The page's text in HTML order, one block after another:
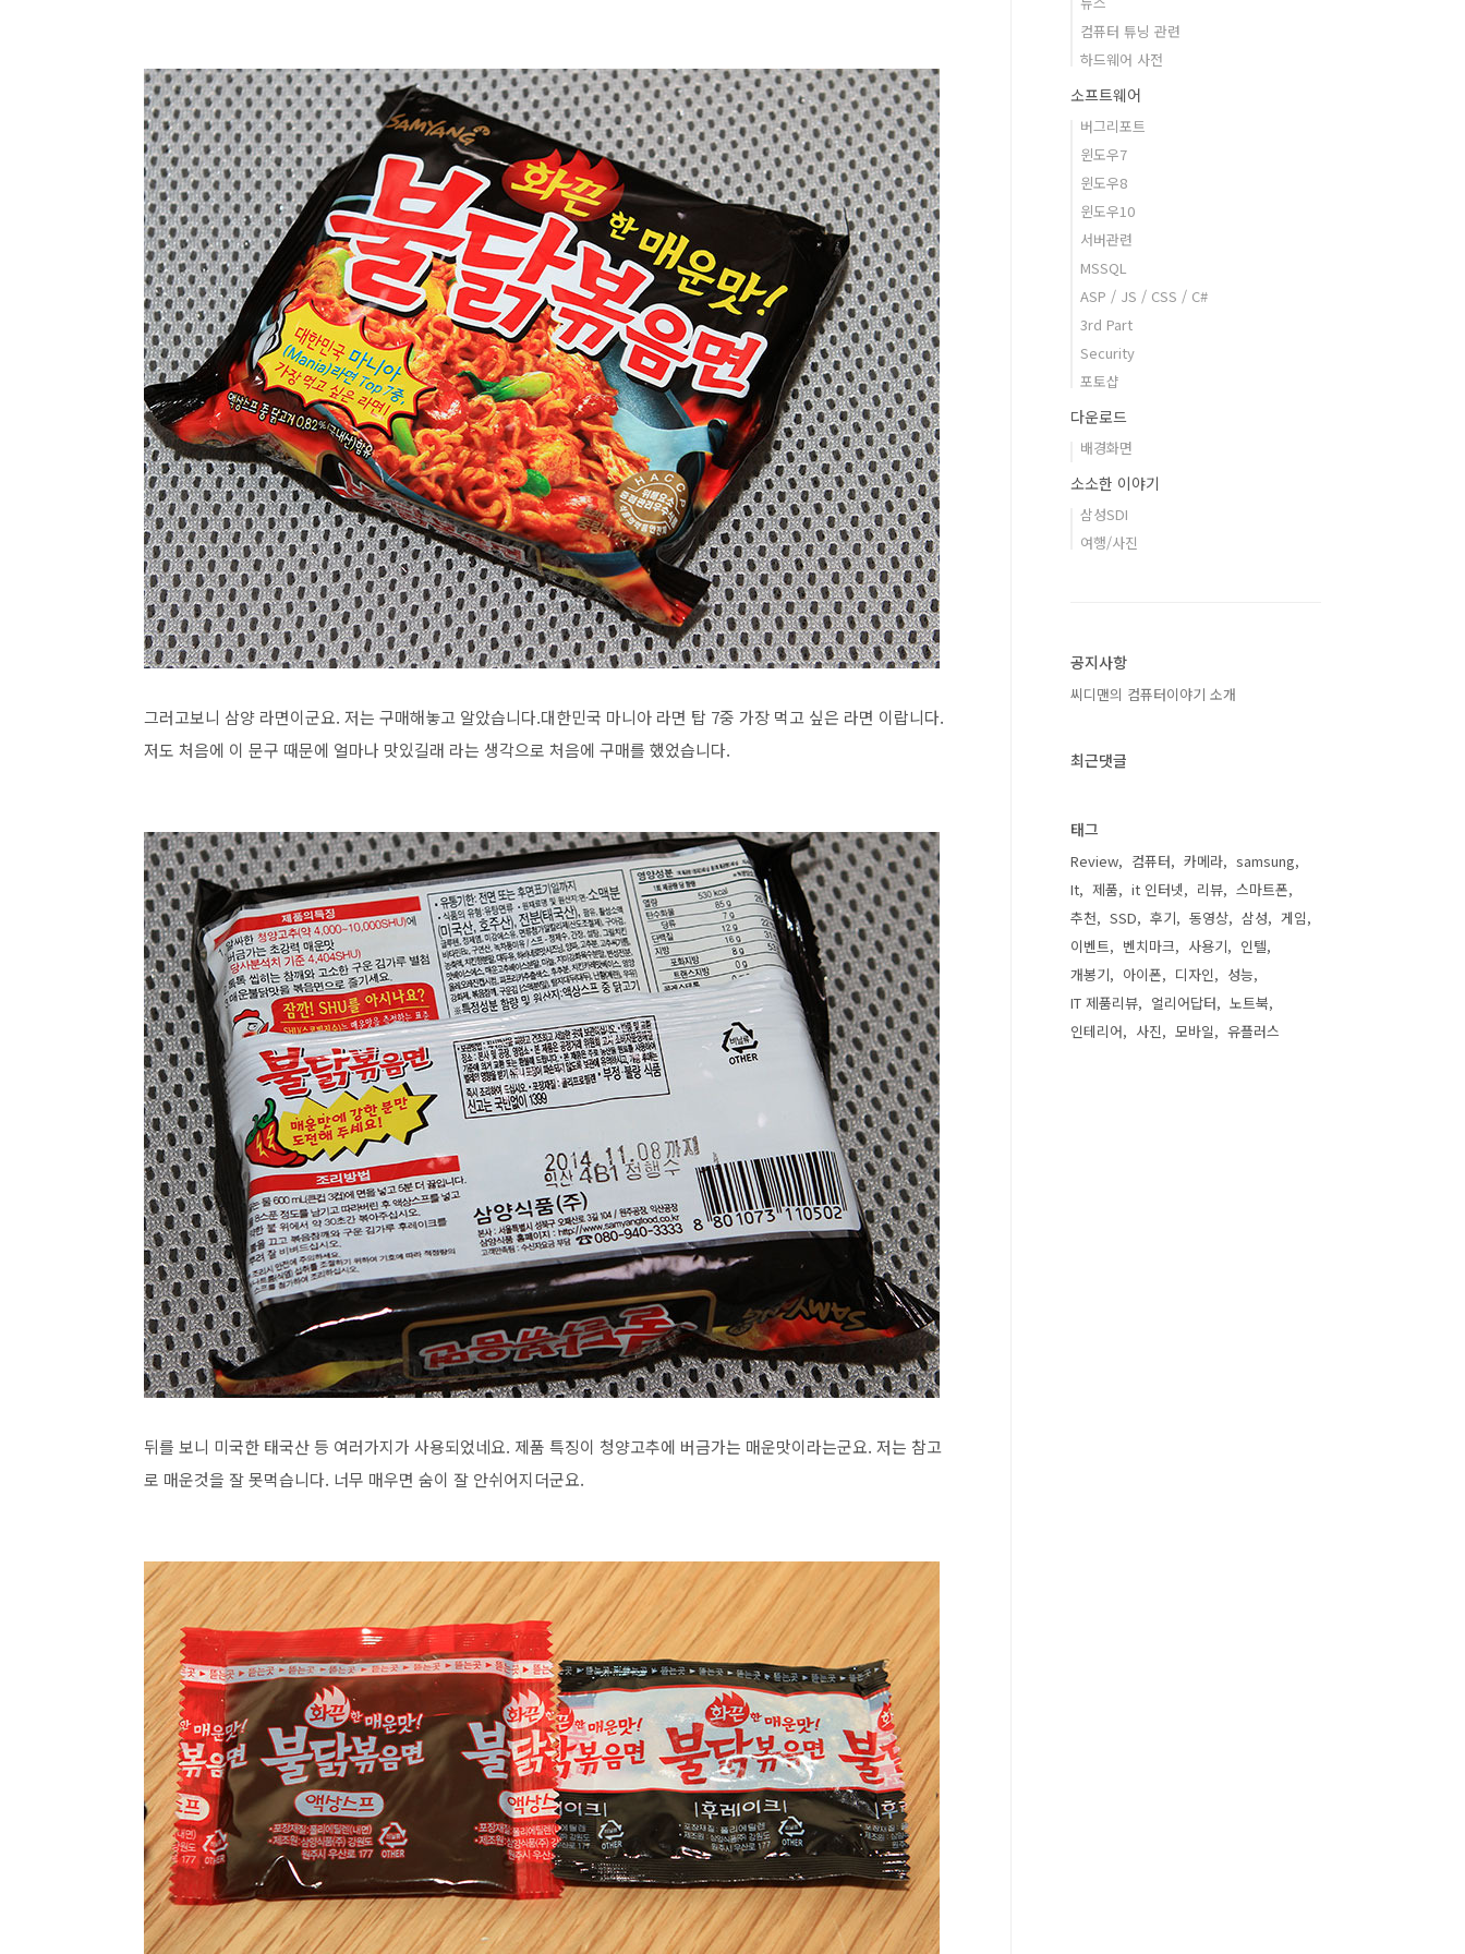
그러고보니 삼양 라면이군요. 저는 구매해놓고 알았습니다.대한민국 마니아 라면 탑 7중 가장 먹고 싶은 라면 이랍니다.
저도 처음에 이 문구 때문에 얼마나 맛있길래 라는 생각으로 처음에 구매를 했었습니다.
뒤를 보니 미국한 태국산 등 여러가지가 사용되었네요. 제품 특징이 청양고추에 버금가는 매운맛이라는군요. 저는 참고
로 매운것을 잘 못먹습니다. 너무 매우면 숨이 잘 안쉬어지더군요.
컴퓨터 튜닝 관련
하드웨어 사전
소프트웨어
버그리포트
윈도우7
윈도우8
윈도우10
서버관련
MSSQL
ASP / JS / CSS / C#
3rd Part
Security
포토샵
다운로드
배경화면
소소한 이야기
삼성SDI
여행/사진
공지사항
씨디맨의 컴퓨터이야기 소개
최근댓글
태그
Review 컴퓨터 카메라
samsung
It
제품 it 인터넷 리뷰
스마트폰
추천
SSD 후기 동영상 삼성
게임
이벤트
벤치마크 사용기
인텔
개봉기
아이폰 디자인
성능
IT 제품리뷰
얼리어답터
노트북
인테리어
사진 모바일 유플러스